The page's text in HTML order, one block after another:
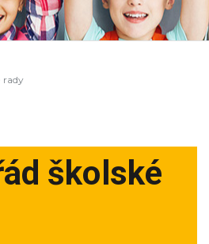
rady
školské